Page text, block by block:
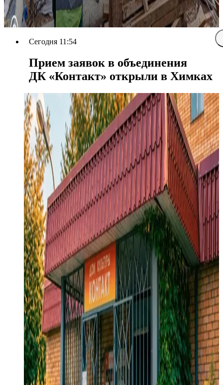
Сегодня 11:54
Прием заявок в объединения
ДК «Контакт» открыли в Химках